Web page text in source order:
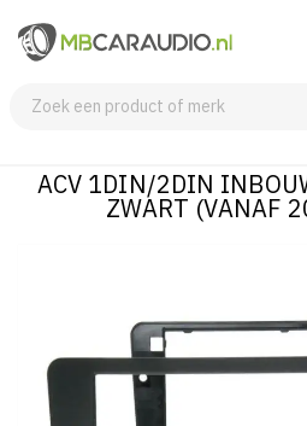
ACV 1DIN/2DIN
ZWART (VANAF